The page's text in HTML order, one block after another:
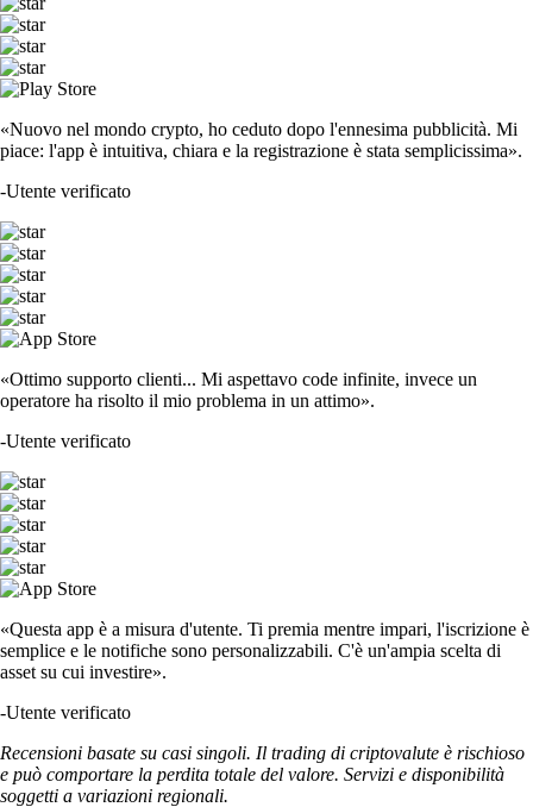
«Nuovo nel mondo crypto, ho ceduto dopo l'ennesima pubblicità. Mi
piace: l'app è intuitiva, chiara e la registrazione è stata semplicissima».
-Utente verificato
«Ottimo supporto clienti... Mi aspettavo code infinite, invece un
operatore ha risolto il mio problema in un attimo».
-Utente verificato
«Questa app è a misura d'utente. Ti premia mentre impari, l'iscrizione è
semplice e le notifiche sono personalizzabili. C'è un'ampia scelta di
asset su cui investire».
-Utente verificato
Recensioni basate su casi singoli. Il trading di criptovalute è rischioso
e può comportare la perdita totale del valore. Servizi e disponibilità
soggetti a variazioni regionali.